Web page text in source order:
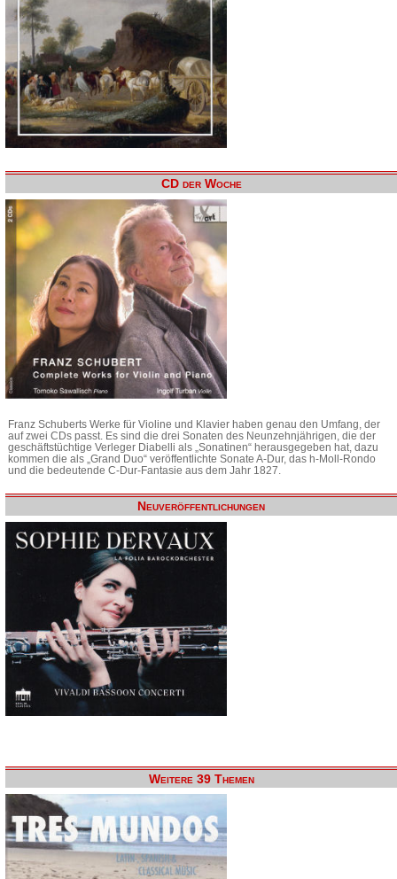
CD der Woche
Franz Schuberts Werke für Violine und Klavier haben genau den Umfang, der
auf zwei CDs passt. Es sind die drei Sonaten des Neunzehnjährigen, die der
geschäftstüchtige Verleger Diabelli als „Sonatinen“ herausgegeben hat, dazu
kommen die als „Grand Duo“ veröffentlichte Sonate A-Dur, das h-Moll-Rondo
und die bedeutende C-Dur-Fantasie aus dem Jahr 1827.
Neuveröffentlichungen
Weitere 39 Themen